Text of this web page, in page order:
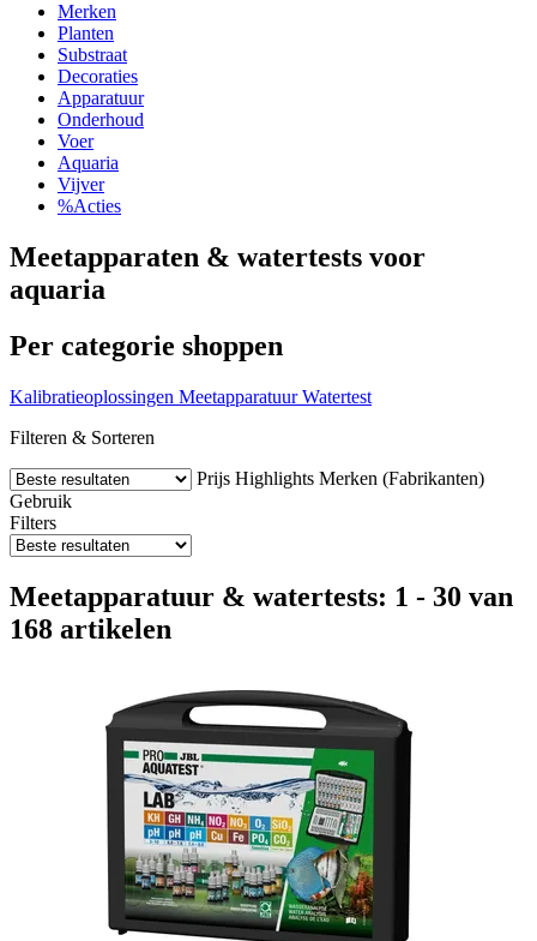
Merken
Planten
Substraat
Decoraties
Apparatuur
Onderhoud
Voer
Aquaria
Vijver
%Acties
Meetapparaten & watertests voor
aquaria
Per categorie shoppen
Kalibratieoplossingen Meetapparatuur Watertest
Filteren & Sorteren
Prijs Highlights Merken (Fabrikanten)
Gebruik
Filters
Meetapparatuur & watertests: 1 - 30 van
168 artikelen